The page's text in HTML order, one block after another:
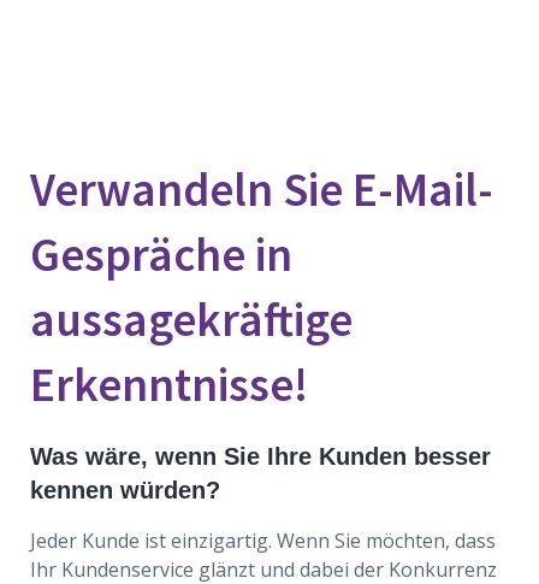
Verwandeln Sie E-Mail-
Gespräche in
aussagekräftige
Erkenntnisse!
Was wäre, wenn Sie Ihre Kunden besser
kennen würden?
Jeder Kunde ist einzigartig. Wenn Sie möchten, dass
Ihr Kundenservice glänzt und dabei der Konkurrenz